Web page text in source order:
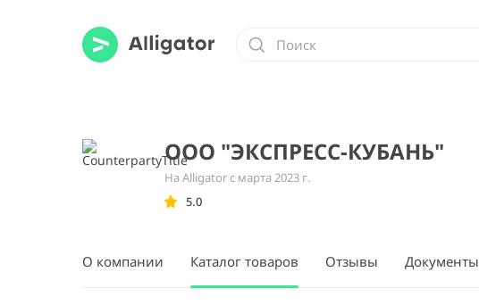
ООО "ЭКСПРЕСС-КУБАНЬ"
На Alligator с марта 2023 г.
5.0
О компании Каталог товаров Отзывы Документы